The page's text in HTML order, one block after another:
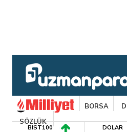
BORSA
SÖZLÜK
BIST100 DOLAR